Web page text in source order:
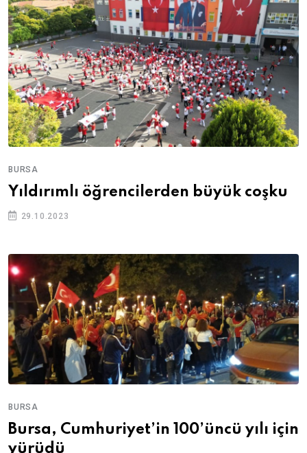
BURSA
Yıldırımlı öğrencilerden büyük coşku
29.10.2023
BURSA
Bursa, Cumhuriyet’in 100’üncü yılı için
yürüdü